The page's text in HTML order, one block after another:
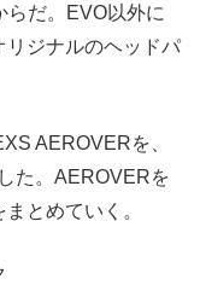
らだ。EVO以外に
リジナルのヘッドパ
AEROVERを、
た。AEROVERを
とめていく。